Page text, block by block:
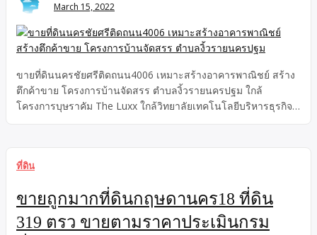
March 15, 2022
ขายที่ดินนครชัยศรีติดถนน4006 เหมาะสร้างอาคารพาณิชย์ สร้าง
ตึกค้าขาย โครงการบ้านจัดสรร ตำบลงิ้วรายนครปฐม ใกล้
โครงการบุษราคัม The Luxx ใกล้วิทยาลัยเทคโนโลยีบริหารธุรกิจ
ที่ดิน
ขายถูกมากที่ดินกฤษดานคร18 ที่ดิน
319 ตรว ขายตามราคาประเมินกรม